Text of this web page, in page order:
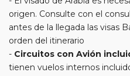
origen. Consulte con el
antes de la llegada las visas
orden del itinerario
Circuitos con Avión
tienen vuelos internos